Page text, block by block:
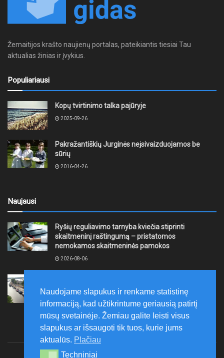
Žemaitijos krašto naujienų portalas, pateikiantis tiesiai Tau
aktualias žinias ir įvykius.
Populiariausi
Kopų tvirtinimo talka pajūryje
2025-09-26
Pakražantiškių Jurginės neįsivaizduojamos be
sūrių
2016-04-26
Naujausi
Ryšių reguliavimo tarnyba kviečia stiprinti
skaitmeninį raštingumą – pristatomos
nemokamos skaitmeninės pamokos
2026-08-06
Klaipėdoje juda į priekį
2026-08-06
Naudojame slapukus ir renkame statistinę
informaciją, kad užtikrintume geriausią patirtį
mūsų svetainėje. Žemiau galite leisti visus
slapukus ar išsaugoti tik tuos, kurie jums
aktualūs. Plačiau
Techniniai
Techniniai